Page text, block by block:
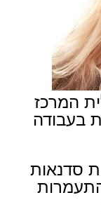
המרכז
בעבודה
סדנאות